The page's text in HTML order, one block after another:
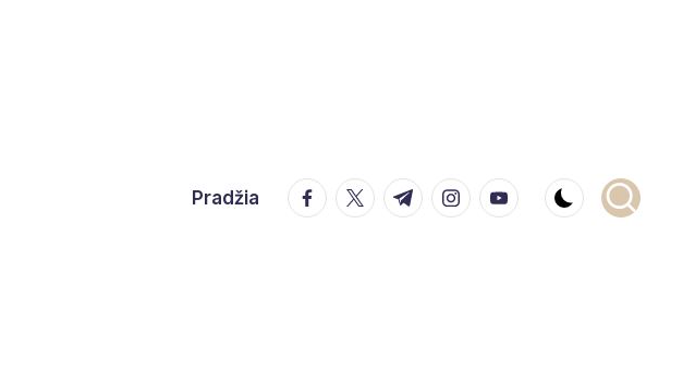
Pradžia facebook.com
twitter.com
t.me instagram.com
youtube.com